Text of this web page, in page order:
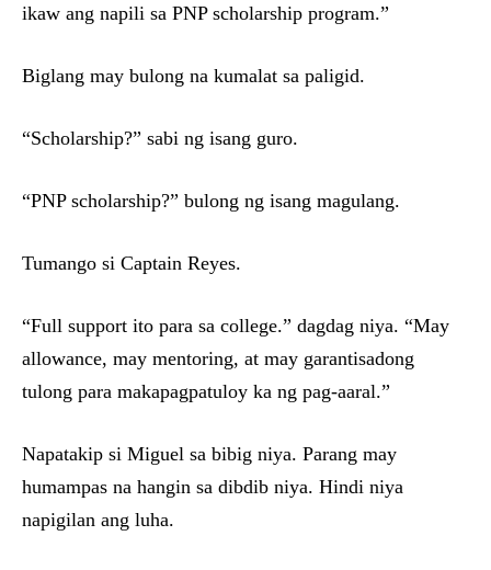
ikaw ang napili sa PNP scholarship program.”
Biglang may bulong na kumalat sa paligid.
“Scholarship?” sabi ng isang guro.
“PNP scholarship?” bulong ng isang magulang.
Tumango si Captain Reyes.
“Full support ito para sa college.” dagdag niya. “May
allowance, may mentoring, at may garantisadong
tulong para makapagpatuloy ka ng pag-aaral.”
Napatakip si Miguel sa bibig niya. Parang may
humampas na hangin sa dibdib niya. Hindi niya
napigilan ang luha.